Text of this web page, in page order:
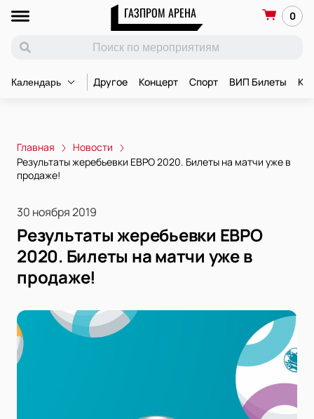
ГАЗПРОМ АРЕНА 0
Календарь Другое Концерт Спорт ВИП Билеты
Главная
Новости
Результаты жеребьевки ЕВРО 2020. Билеты на матчи уже в
продаже!
30 ноября 2019
Результаты жеребьевки ЕВРО
2020. Билеты на матчи уже в
продаже!